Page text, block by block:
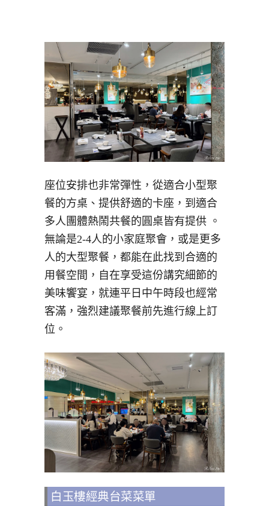
座位安排也非常彈性，從適合小型聚
餐的方桌、提供舒適的卡座，到適合
多人團體熱鬧共餐的圓桌皆有提供 。
無論是2-4人的小家庭聚會，或是更多
人的大型聚餐，都能在此找到合適的
用餐空間，自在享受這份講究細節的
美味饗宴，就連平日中午時段也經常
客滿，強烈建議聚餐前先進行線上訂
位。
白玉樓經典台菜菜單